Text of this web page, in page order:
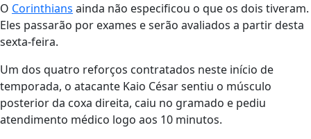
O Corinthians ainda não especificou o que os dois tiveram.
Eles passarão por exames e serão avaliados a partir desta
sexta-feira.
Um dos quatro reforços contratados neste início de
temporada, o atacante Kaio César sentiu o músculo
posterior da coxa direita, caiu no gramado e pediu
atendimento médico logo aos 10 minutos.